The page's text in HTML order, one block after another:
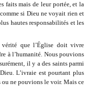
faits mais de leur portée, et la
si Dieu ne voyait rien et
hautes responsabilités et les
que l’Église doit vivre
à l’humanité. Nous pouvions
il y a des saints parmi
L’ivraie est pourtant plus
ou ne pouvions le voir. Mais ce